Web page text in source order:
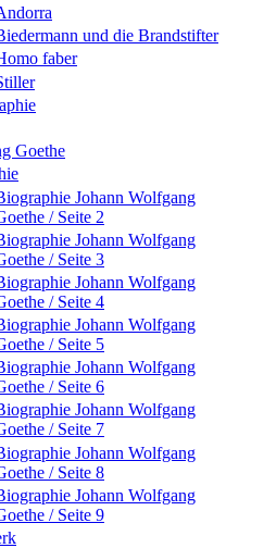
und die Brandstifter
faber
Goethe
Johann Wolfgang
/ Seite 2
Johann Wolfgang
/ Seite 3
Johann Wolfgang
/ Seite 4
Johann Wolfgang
/ Seite 5
Johann Wolfgang
/ Seite 6
Johann Wolfgang
/ Seite 7
Johann Wolfgang
/ Seite 8
Johann Wolfgang
/ Seite 9